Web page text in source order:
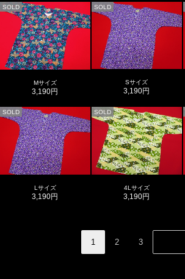
SOLD
Mサイズ
3,190円
SOLD
Sサイズ
3,190円
SOLD
Lサイズ
3,190円
SOLD
4Lサイズ
3,190円
1 2
3